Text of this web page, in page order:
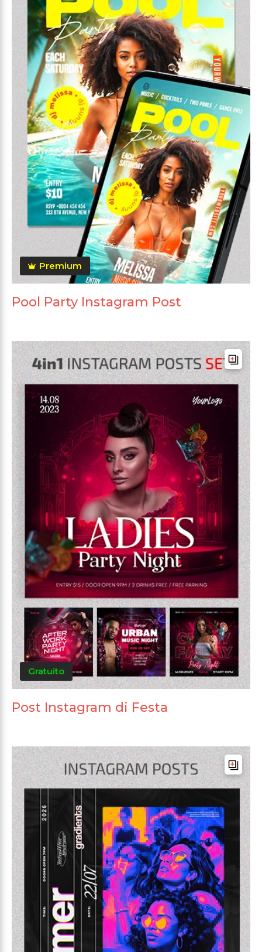
Premium
Pool Party Instagram Post
Gratuito
Post Instagram di Festa